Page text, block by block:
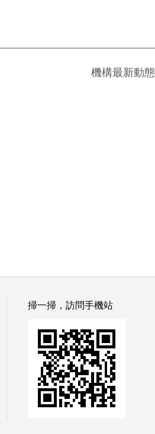
機構最新動態
掃一掃，訪問手機站